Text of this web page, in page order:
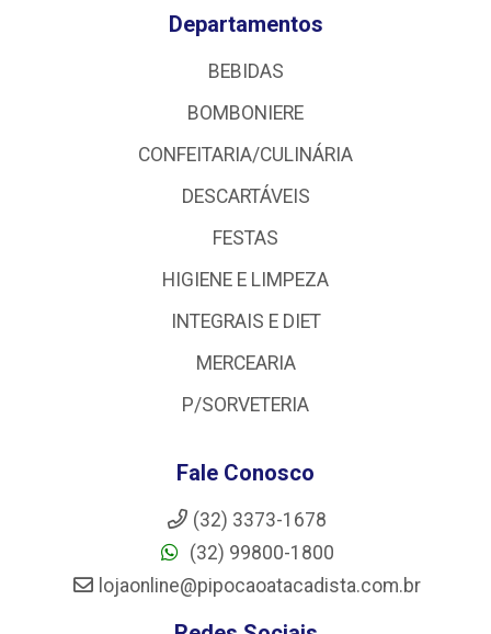
Departamentos
BEBIDAS
BOMBONIERE
CONFEITARIA/CULINÁRIA
DESCARTÁVEIS
FESTAS
HIGIENE E LIMPEZA
INTEGRAIS E DIET
MERCEARIA
P/SORVETERIA
Fale Conosco
(32) 3373-1678
(32) 99800-1800
lojaonline@pipocaoatacadista.com.br